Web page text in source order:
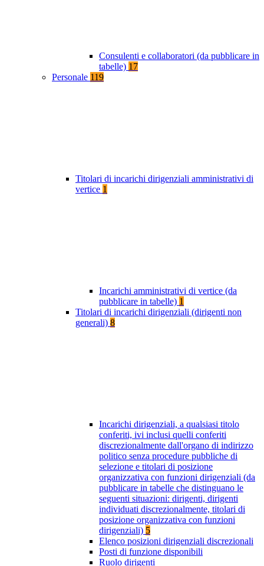
Consulenti e collaboratori (da pubblicare in
tabelle) 17
Personale 119
Titolari di incarichi dirigenziali amministrativi di
vertice 1
Incarichi amministrativi di vertice (da
pubblicare in tabelle) 1
Titolari di incarichi dirigenziali (dirigenti non
generali) 8
Incarichi dirigenziali, a qualsiasi titolo
conferiti, ivi inclusi quelli conferiti
discrezionalmente dall'organo di indirizzo
politico senza procedure pubbliche di
selezione e titolari di posizione
organizzativa con funzioni dirigenziali (da
pubblicare in tabelle che distinguano le
seguenti situazioni: dirigenti, dirigenti
individuati discrezionalmente, titolari di
posizione organizzativa con funzioni
dirigenziali) 5
Elenco posizioni dirigenziali discrezionali
Posti di funzione disponibili
Ruolo dirigenti